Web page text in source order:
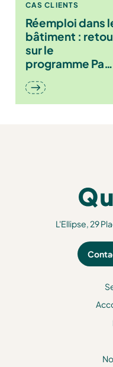
CAS CLIENTS
Réemploi dans
bâtiment :
sur le
programme Pass
Circular
L'Ellipse, 29